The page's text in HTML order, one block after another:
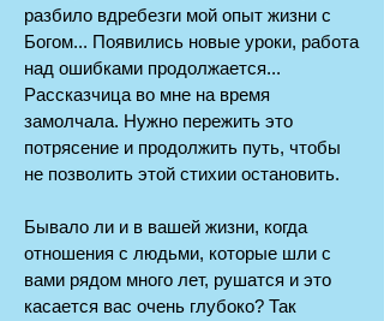
разбило вдребезги мой опыт жизни с
Богом... Появились новые уроки, работа
над ошибками продолжается...
Рассказчица во мне на время
замолчала. Нужно пережить это
потрясение и продолжить путь, чтобы
не позволить этой стихии остановить.
Бывало ли и в вашей жизни, когда
отношения с людьми, которые шли с
вами рядом много лет, рушатся и это
касается вас очень глубоко? Так